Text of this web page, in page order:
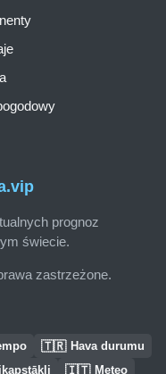
prognoz
świecie.
zastrzeżone.
🇹🇷 Hava durumu
🇮🇹 Meteo